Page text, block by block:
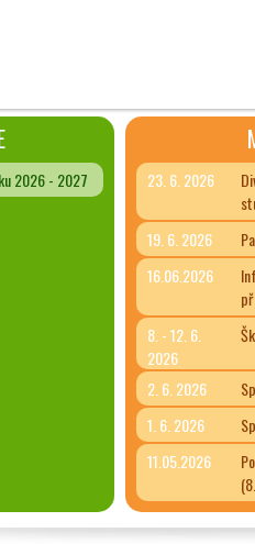
2026 - 2027 23. 6. 2026
19. 6. 2026
16.06.2026
8. - 12. 6.
2026
2. 6. 2026
1. 6. 2026
11.05.2026